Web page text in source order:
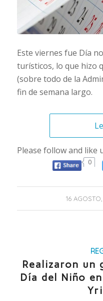
Este viernes fue Día
turísticos, lo que hizo
(sobre todo de la
fin de semana largo.
Please follow and like
0
16 /
Realizaron un
Día del Niño